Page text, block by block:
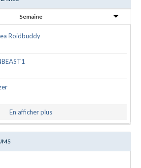
Semaine
Roidbuddy
En afficher plus